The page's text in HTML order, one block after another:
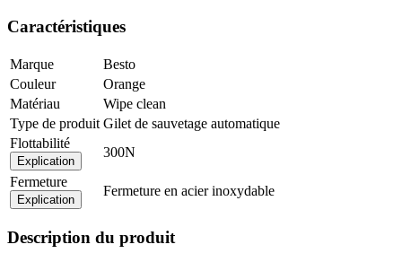
Caractéristiques
Marque
Besto
Couleur
Orange
Matériau
Wipe clean
Type de produit Gilet de sauvetage automatique
Flottabilité
Explication
300N
Fermeture
Explication
Fermeture en acier inoxydable
Description du produit